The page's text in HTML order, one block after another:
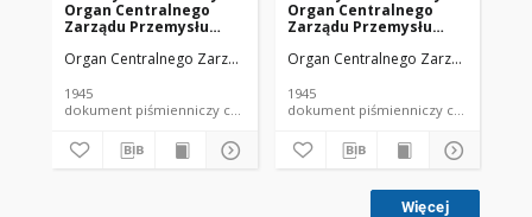
Organ Centralnego
Zarządu Przemysłu
R. 1 Nr 1 (1945)
Organ Centralnego Zarządu Przemysłu Chemicznego w Polsce
1945
dokument piśmienniczy czasopismo
Organ Centralnego
Zarządu Przemysłu
R. 1 Nr 4 (1945)
Organ Centralnego Zarządu
1945
dokument piśmienniczy czasopismo
Więcej